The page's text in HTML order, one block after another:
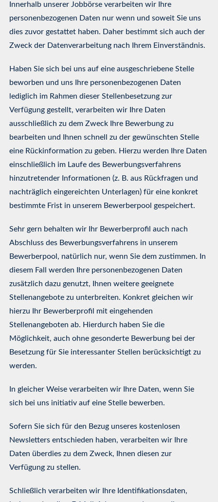
Innerhalb unserer Jobbörse verarbeiten wir Ihre
personenbezogenen Daten nur wenn und soweit Sie uns
dies zuvor gestattet haben. Daher bestimmt sich auch der
Zweck der Datenverarbeitung nach Ihrem Einverständnis.
Haben Sie sich bei uns auf eine ausgeschriebene Stelle
beworben und uns Ihre personenbezogenen Daten
lediglich im Rahmen dieser Stellenbesetzung zur
Verfügung gestellt, verarbeiten wir Ihre Daten
ausschließlich zu dem Zweck Ihre Bewerbung zu
bearbeiten und Ihnen schnell zu der gewünschten Stelle
eine Rückinformation zu geben. Hierzu werden Ihre Daten
einschließlich im Laufe des Bewerbungsverfahrens
hinzutretender Informationen (z. B. aus Rückfragen und
nachträglich eingereichten Unterlagen) für eine konkret
bestimmte Frist in unserem Bewerberpool gespeichert.
Sehr gern behalten wir Ihr Bewerberprofil auch nach
Abschluss des Bewerbungsverfahrens in unserem
Bewerberpool, natürlich nur, wenn Sie dem zustimmen. In
diesem Fall werden Ihre personenbezogenen Daten
zusätzlich dazu genutzt, Ihnen weitere geeignete
Stellenangebote zu unterbreiten. Konkret gleichen wir
hierzu Ihr Bewerberprofil mit eingehenden
Stellenangeboten ab. Hierdurch haben Sie die
Möglichkeit, auch ohne gesonderte Bewerbung bei der
Besetzung für Sie interessanter Stellen berücksichtigt zu
werden.
In gleicher Weise verarbeiten wir Ihre Daten, wenn Sie
sich bei uns initiativ auf eine Stelle bewerben.
Sofern Sie sich für den Bezug unseres kostenlosen
Newsletters entschieden haben, verarbeiten wir Ihre
Daten überdies zu dem Zweck, Ihnen diesen zur
Verfügung zu stellen.
Schließlich verarbeiten wir Ihre Identifikationsdaten,